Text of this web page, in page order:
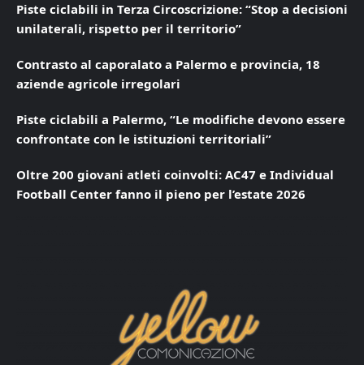
Piste ciclabili in Terza Circoscrizione: “Stop a decisioni
unilaterali, rispetto per il territorio”
Contrasto al caporalato a Palermo e provincia, 18
aziende agricole irregolari
Piste ciclabili a Palermo, “Le modifiche devono essere
confrontate con le istituzioni territoriali”
Oltre 200 giovani atleti coinvolti: AC47 e Individual
Football Center fanno il pieno per l’estate 2026